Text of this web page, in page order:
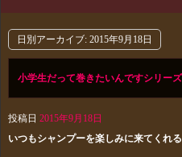
日別アーカイブ: 2015年9月18日
小学生だって巻きたいんですシリー
投稿日 2015年9月18日
いつもシャンプーを楽しみに来てくれ